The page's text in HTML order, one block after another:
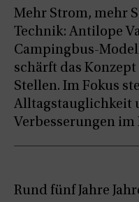
Mehr Strom, mehr
Technik: Antilope
Campingbus-
schärft das
Stellen. Im Fokus
Alltagstauglichkeit
Verbesserungen im
Rund fünf Jahre